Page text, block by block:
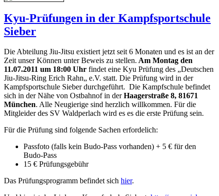
Kyu-Prüfungen in der Kampfsportschule
Sieber
Die Abteilung Jiu-Jitsu existiert jetzt seit 6 Monaten und es ist an der
Zeit unser Können unter Beweis zu stellen. Am Montag den
11.07.2011 um 18:00 Uhr findet eine Kyu Prüfung des „Deutschen
Jiu-Jitsu-Ring Erich Rahn„ e.V. statt. Die Prüfung wird in der
Kampfsportschule Sieber durchgeführt. Die Kampfschule befindet
sich in der Nähe von Ostbahnof in derHaagerstraße 8, 81671
München. Alle Neugierige sind herzlich willkommen. Für die
Mitgleider des SV Waldperlach wird es es die erste Prüfung sein.
Für die Prüfung sind folgende Sachen erfordelich:
Passfoto (falls kein Budo-Pass vorhanden) + 5 € für den
Budo-Pass
15 € Prüfungsgebühr
Das Prüfungsprogramm befindet sich hier.